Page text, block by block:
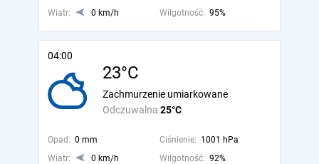
Wiatr:
0 km/h Wilgotność: 95%
04:00
23°C
Odczuwalna 25°C
Zachmurzenie umiarkowane
Opad: 0 mm Ciśnienie: 1001 hPa
Wiatr:
0 km/h Wilgotność: 92%